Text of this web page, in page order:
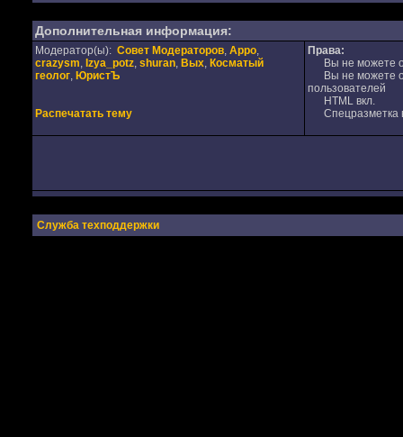
Дополнительная информация:
Модератор(ы): Совет Модераторов, Appo,
crazysm, Izya_potz, shuran, Вых, Косматый
геолог, ЮристЪ
Распечатать тему
Права:
Вы не можете
Вы не можете
пользователей
HTML вкл.
Спецразметка
Служба техподдержки